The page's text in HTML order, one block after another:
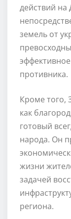
действий
земель от
противника.
Кроме того,
как
готовый
народа. Он
жизни
задачей
региона.